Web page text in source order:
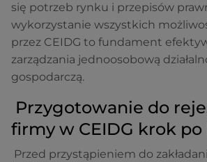
się potrzeb rynku i przepisów
wykorzystanie wszystkich
przez CEIDG to fundament
zarządzania jednoosobową
gospodarczą.
Przygotowanie do
firmy w CEIDG krok
Przed przystąpieniem do